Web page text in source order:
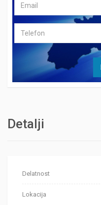
Detalji
Delatnost
Lokacija